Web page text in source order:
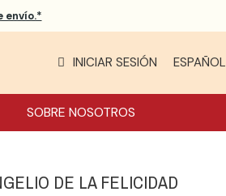
envío.*
INICIAR SESIÓN ESPAÑOL
SOBRE NOSOTROS
DE LA FELICIDAD